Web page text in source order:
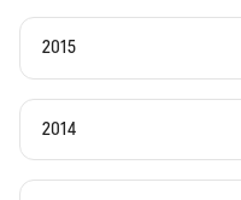
2015
2014